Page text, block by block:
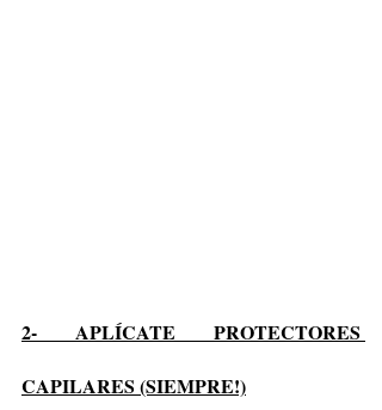
2- APLÍCATE PROTECTORES
CAPILARES (SIEMPRE!)